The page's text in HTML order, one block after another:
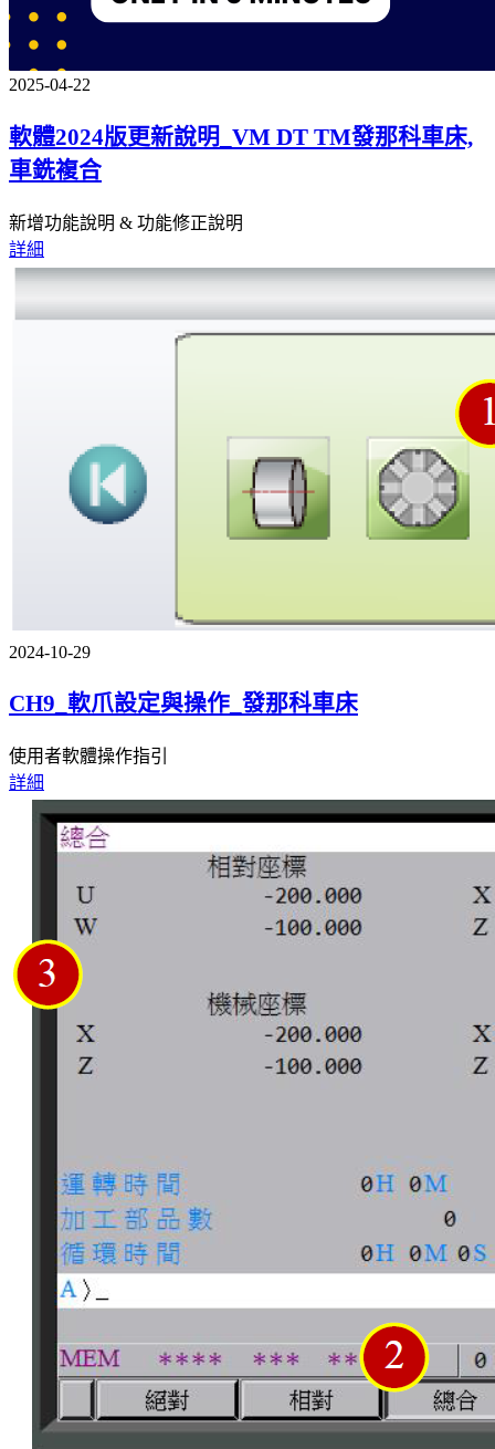
2025-04-22
軟體2024版更新說明_VM DT TM發那科車床,
車銑複合
新增功能說明 & 功能修正說明
詳細
2024-10-29
CH9_軟爪設定與操作_發那科車床
使用者軟體操作指引
詳細